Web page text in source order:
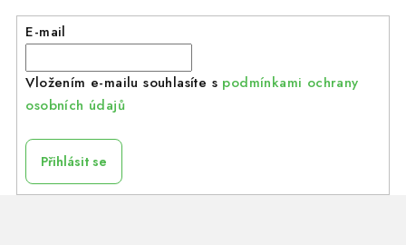
y
s
E-mail
Vložením e-mailu souhlasíte s podmínkami ochrany
osobních údajů
Přihlásit se